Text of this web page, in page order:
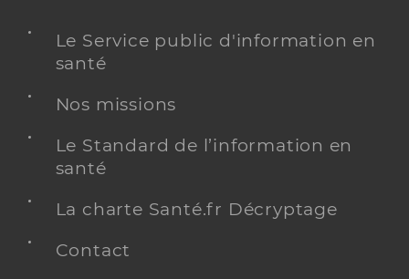
Le Service public d'information en
santé
Nos missions
Le Standard de l’information en
santé
La charte Santé.fr Décryptage
Contact